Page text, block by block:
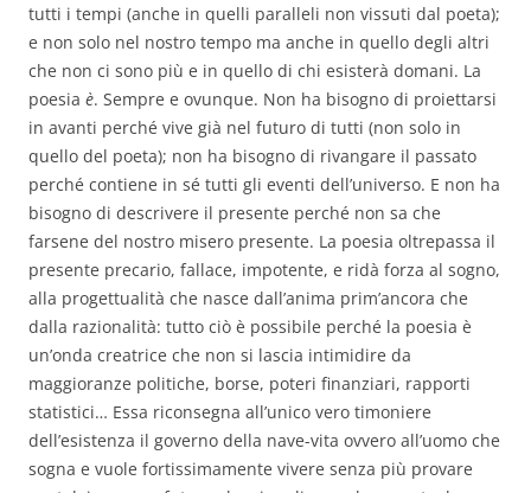
tutti i tempi (anche in quelli paralleli non vissuti dal poeta);
e non solo nel nostro tempo ma anche in quello degli altri
che non ci sono più e in quello di chi esisterà domani. La
poesia è. Sempre e ovunque. Non ha bisogno di proiettarsi
in avanti perché vive già nel futuro di tutti (non solo in
quello del poeta); non ha bisogno di rivangare il passato
perché contiene in sé tutti gli eventi dell’universo. E non ha
bisogno di descrivere il presente perché non sa che
farsene del nostro misero presente. La poesia oltrepassa il
presente precario, fallace, impotente, e ridà forza al sogno,
alla progettualità che nasce dall’anima prim’ancora che
dalla razionalità: tutto ciò è possibile perché la poesia è
un’onda creatrice che non si lascia intimidire da
maggioranze politiche, borse, poteri finanziari, rapporti
statistici… Essa riconsegna all’unico vero timoniere
dell’esistenza il governo della nave-vita ovvero all’uomo che
sogna e vuole fortissimamente vivere senza più provare